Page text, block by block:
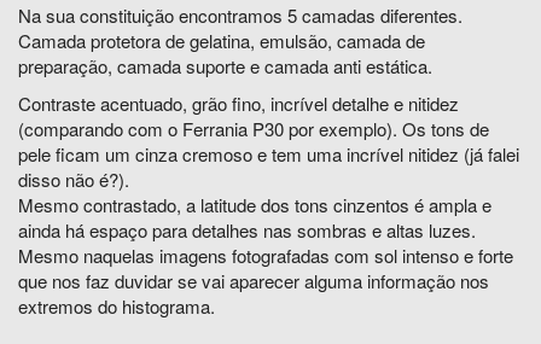
Na sua constituição encontramos 5 camadas diferentes.
Camada protetora de gelatina, emulsão, camada de
preparação, camada suporte e camada anti estática.
Contraste acentuado, grão fino, incrível detalhe e nitidez
(comparando com o Ferrania P30 por exemplo). Os tons de
pele ficam um cinza cremoso e tem uma incrível nitidez (já falei
disso não é?).
Mesmo contrastado, a latitude dos tons cinzentos é ampla e
ainda há espaço para detalhes nas sombras e altas luzes.
Mesmo naquelas imagens fotografadas com sol intenso e forte
que nos faz duvidar se vai aparecer alguma informação nos
extremos do histograma.